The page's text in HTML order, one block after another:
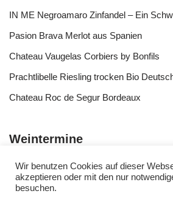
IN ME Negroamaro Zinfandel – Ein
Pasion Brava Merlot aus Spanien
Chateau Vaugelas Corbiers by Bonfils
Prachtlibelle Riesling trocken Bio
Chateau Roc de Segur Bordeaux
Weintermine
Wir benutzen Cookies auf dieser
akzeptieren oder mit den nur
besuchen.